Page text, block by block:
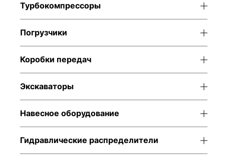
Турбокомпрессоры
Погрузчики
Коробки передач
Экскаваторы
Навесное оборудование
Гидравлические распределители